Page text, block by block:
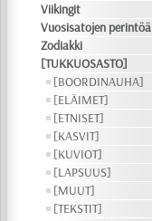
Viikingit
Vuosisatojen perintöä
Zodiakki
[TUKKUOSASTO]
[BOORDINAUHA]
[ELÄIMET]
[ETNISET]
[KASVIT]
[KUVIOT]
[LAPSUUS]
[MUUT]
[TEKSTIT]